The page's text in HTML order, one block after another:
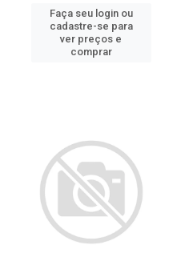
Faça seu login ou
cadastre-se para
ver preços e
comprar